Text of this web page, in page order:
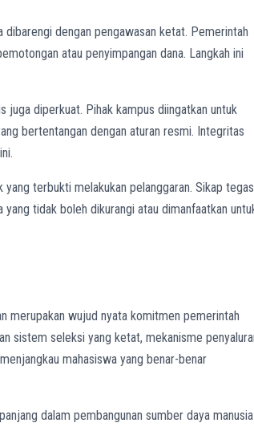
dengan pengawasan ketat. Pemerintah
atau penyimpangan dana. Langkah ini
juga diperkuat. Pihak kampus diingatkan untuk
bertentangan dengan aturan resmi. Integritas
terbukti melakukan pelanggaran. Sikap tegas
tidak boleh dikurangi atau dimanfaatkan
merupakan wujud nyata komitmen pemerintah
sistem seleksi yang ketat, mekanisme
mahasiswa yang benar-benar
dalam pembangunan sumber daya manusia